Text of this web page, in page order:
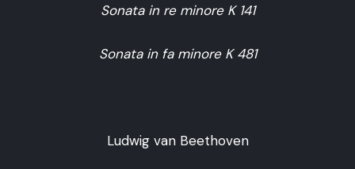
Sonata in re minore K 141
Sonata in fa minore K 481
Ludwig van Beethoven